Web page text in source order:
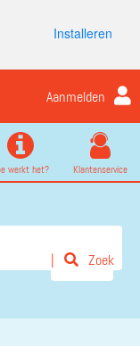
Installeren
Aanmelden
werkt het? Klantenservice
Zoek